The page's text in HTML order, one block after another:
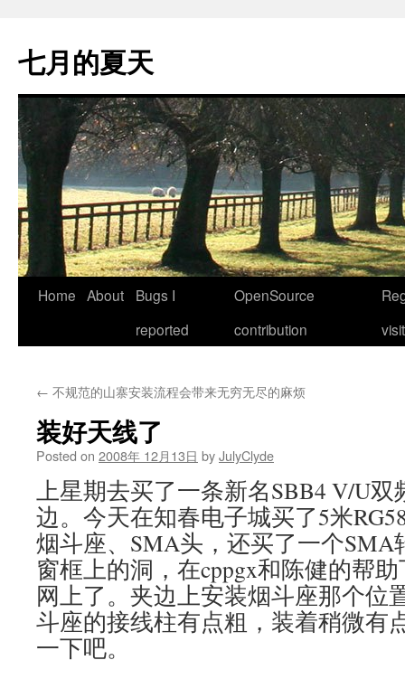
content
七月的夏天
Home About
Bugs I
reported
OpenSource
contribution
← 不规范的山寨安装流程会带来无穷无尽的麻烦
装好天线了
Posted on 2008年 12月13日 byJulyClyde
上星期去买了一条新名SBB4 V/U
边。今天在知春电子城买了5米
烟斗座、SMA头，还买了一个SMA
窗框上的洞，在cppgx和陈健的帮
网上了。夹边上安装烟斗座那个位
斗座的接线柱有点粗，装着稍微有
一下吧。